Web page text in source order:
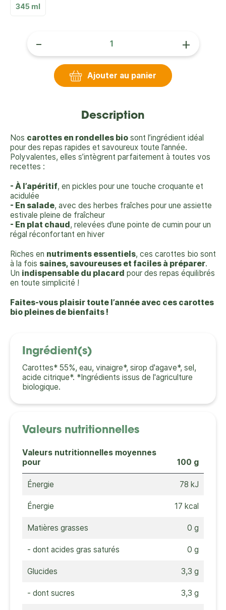
345 ml
- +
Ajouter au panier
Description
Nos carottes en rondelles bio sont l’ingrédient idéal
pour des repas rapides et savoureux toute l’année.
Polyvalentes, elles s’intègrent parfaitement à toutes vos
recettes :
- À l’apéritif, en pickles pour une touche croquante et
acidulée
- En salade, avec des herbes fraîches pour une assiette
estivale pleine de fraîcheur
- En plat chaud , relevées d’une pointe de cumin pour un
régal réconfortant en hiver
Riches en nutriments essentiels, ces carottes bio sont
à la fois saines, savoureuses et faciles à préparer.
Un indispensable du placard pour des repas équilibrés
en toute simplicité !
Faites-vous plaisir toute l’année avec ces carottes
bio pleines de bienfaits !
Ingrédient(s)
Carottes* 55%, eau, vinaigre*, sirop d'agave*, sel,
acide citrique*. *Ingrédients issus de l'agriculture
biologique.
Valeurs nutritionnelles
Valeurs nutritionnelles moyennes
pour
100 g
Énergie 78 kJ
Énergie 17 kcal
Matières grasses 0 g
- dont acides gras saturés 0 g
Glucides 3,3 g
- dont sucres 3,3 g